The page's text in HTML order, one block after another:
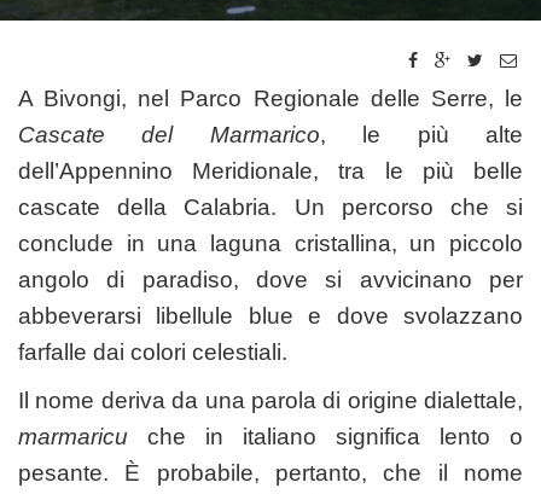
A Bivongi, nel Parco Regionale delle Serre, le
Cascate del Marmarico, le più alte
dell’Appennino Meridionale, tra le più belle
cascate della Calabria. Un percorso che si
conclude in una laguna cristallina, un piccolo
angolo di paradiso, dove si avvicinano per
abbeverarsi libellule blue e dove svolazzano
farfalle dai colori celestiali.
Il nome deriva da una parola di origine dialettale,
marmaricu che in italiano significa lento o
pesante. È probabile, pertanto, che il nome